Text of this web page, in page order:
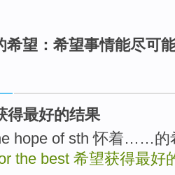
希望：希望事情能尽可
得最好的结果
hope of sth 怀着……的
the best 希望获得最好